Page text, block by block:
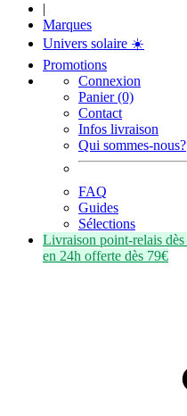
|
Marques
Univers solaire ☀️
Promotions
Connexion
Panier (0)
Contact
Infos livraison
Qui sommes-nous?
FAQ
Guides
Sélections
Livraison point-relais dès
en 24h offerte dès 79€